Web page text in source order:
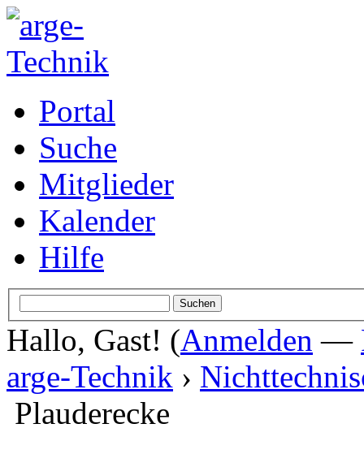
Portal
Suche
Mitglieder
Kalender
Hilfe
Hallo, Gast! (Anmelden —
arge-Technik ›
Plauderecke